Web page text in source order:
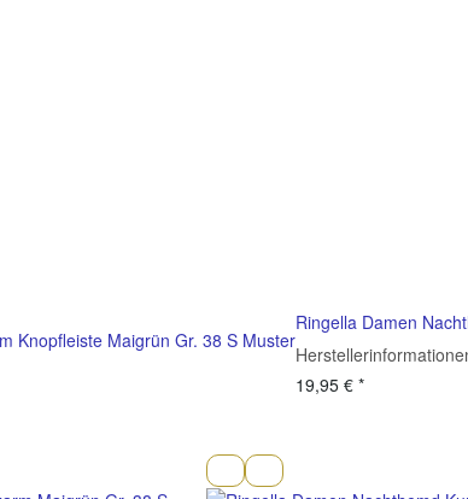
Knopfleiste Maigrün Gr. 38 S Muster
Ringella Damen
19,95 € *